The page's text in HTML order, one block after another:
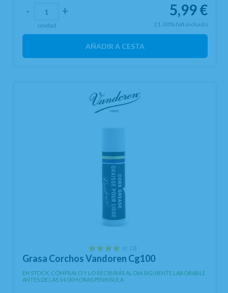
5,99€
21.00% IVA incluido
- +
unidad
AÑADIR A CESTA
(3)
Grasa Corchos Vandoren Cg100
EN STOCK. CÓMPRALO Y LO RECIBIRÁS AL DIA SIGUIENTE LABORABLE
ANTES DE LAS 14:00 HORAS PENINSULA